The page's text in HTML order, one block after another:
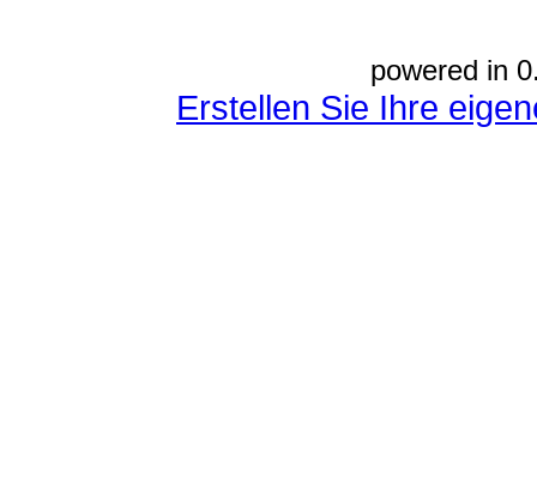
powered in
Erstellen Sie Ihre